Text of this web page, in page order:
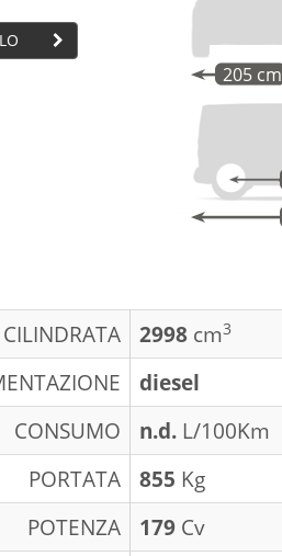
205 cm
CILINDRATA 2998 cm3
diesel
CONSUMO
n.d. L/100Km
PORTATA
855 Kg
POTENZA
179 Cv